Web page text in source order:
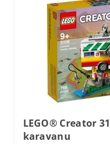
LEGO® Creator
karavanu